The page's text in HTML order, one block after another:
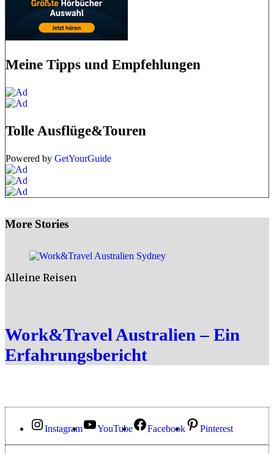
Meine Tipps und Empfehlungen
Tolle Ausflüge&Touren
Powered by GetYourGuide
More Stories
Alleine Reisen
Work&Travel Australien – Ein
Erfahrungsbericht
Instagram YouTube Facebook Pinterest